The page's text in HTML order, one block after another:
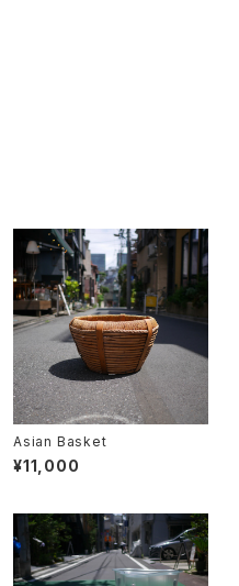
Asian Basket
¥11,000